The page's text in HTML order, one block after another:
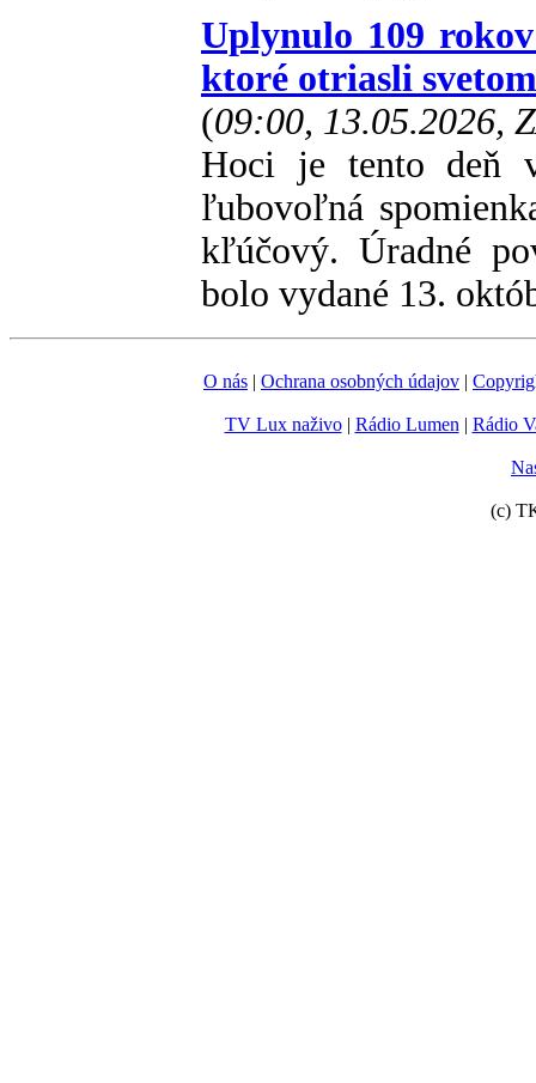
Uplynulo 109
ktoré otriasli svetom
(09:00, 13.05.2026,
Hoci je tento deň
ľubovoľná
kľúčový. Úradné
bolo vydané 13.
O nás | Ochrana osobných údajov |
TV Lux naživo| Rádio Lumen | Rádio
(c)